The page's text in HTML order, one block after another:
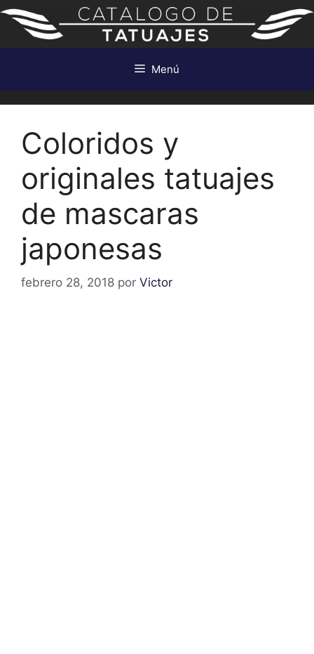
Saltar
contenido
Menú
Coloridos y
originales tatuajes
de mascaras
japonesas
febrero 28, 2018 por Victor